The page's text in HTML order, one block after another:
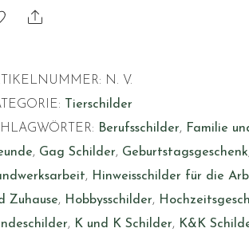
Share
N. V.
Tierschilder
Berufsschilder, Familie
, Gag Schilder, Geburtstagsgeschenk
, Hinweisschilder für die
Zuhause, Hobbysschilder,
, K und K Schilder, K&K